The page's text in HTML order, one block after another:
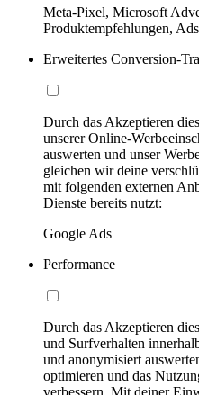
Meta-Pixel, Microsoft
Produktempfehlungen,
Erweitertes Conversion-
Durch das Akzeptieren
unserer Online-
auswerten und unser
gleichen wir deine
mit folgenden externen
Dienste bereits nutzt:
Google Ads
Performance
Durch das Akzeptieren
und Surfverhalten
und anonymisiert
optimieren und das